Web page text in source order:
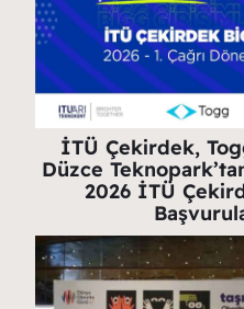
İTÜ Çekirdek,
Düzce
2026 İTÜ